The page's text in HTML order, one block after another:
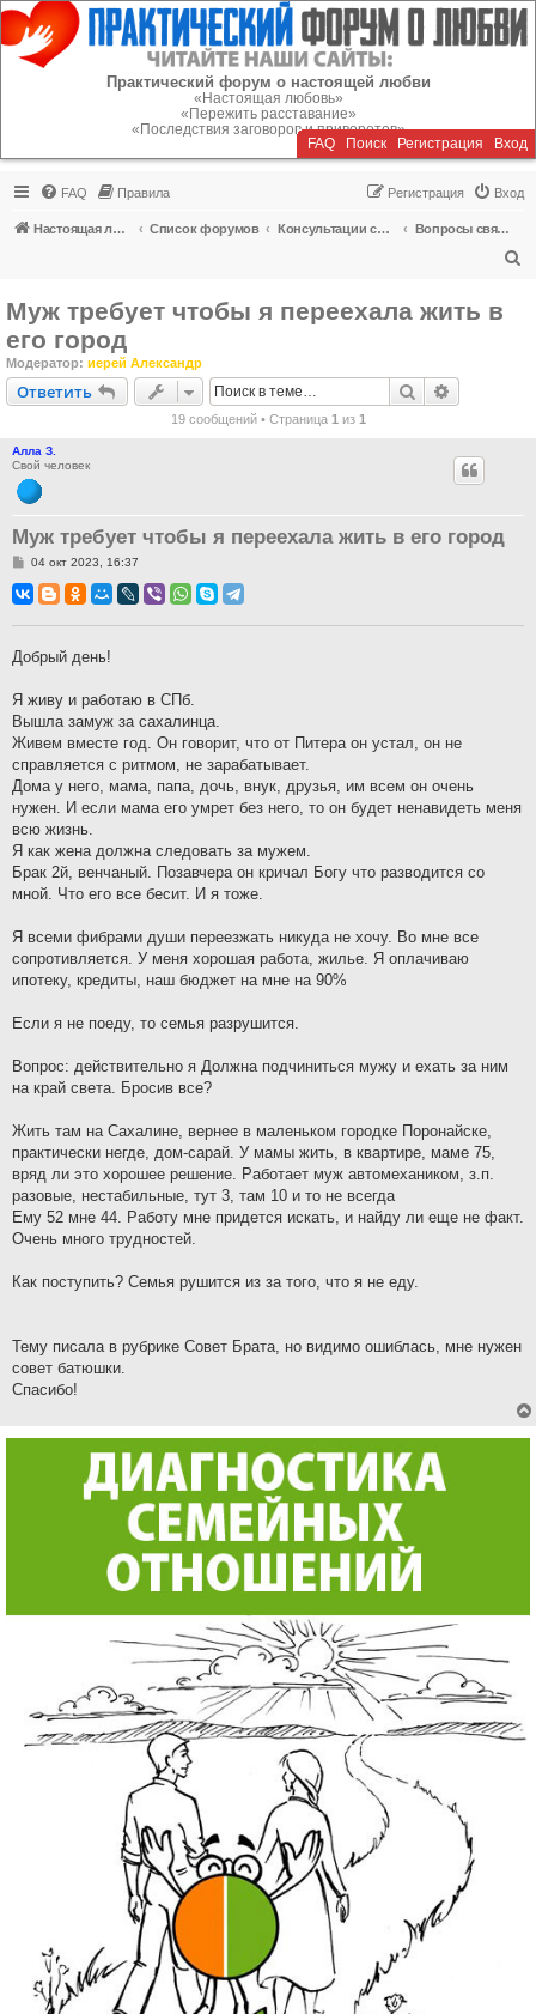
Регистрация
Практический форум о настоящей любви
«Настоящая любовь»
«Пережить расставание»
«Последствия заговоров и приворотов»
FAQ Поиск Регистрация Вход
FAQ Правила Вход
Регистрация
Настоящая любовь Список форумов Консультации специалистов
Вопросы священнику о браке, разводе, расставании
Муж требует чтобы я переехала жить в
его город
Модератор: иерей Александр
Ответить
Ответить Поиск
19 сообщений • Страница 1 из 1
Алла З.
Свой человек
Муж требует чтобы я переехала жить в его город
С
о
б
и
04 окт 2023, 16:37
Добрый день!
Я живу и работаю в СПб.
Вышла замуж за сахалинца.
Живем вместе год. Он говорит, что от Питера он устал, он не
справляется с ритмом, не зарабатывает.
Дома у него, мама, папа, дочь, внук, друзья, им всем он очень
нужен. И если мама его умрет без него, то он будет ненавидеть меня
всю жизнь.
Я как жена должна следовать за мужем.
Брак 2й, венчаный. Позавчера он кричал Богу что разводится со
мной. Что его все бесит. И я тоже.
Я всеми фибрами души переезжать никуда не хочу. Во мне все
сопротивляется. У меня хорошая работа, жилье. Я оплачиваю
ипотеку, кредиты, наш бюджет на мне на 90%
Если я не поеду, то семья разрушится.
Вопрос: действительно я Должна подчиниться мужу и ехать за ним
на край света. Бросив все?
Жить там на Сахалине, вернее в маленьком городке Поронайске,
практически негде, дом-сарай. У мамы жить, в квартире, маме 75,
вряд ли это хорошее решение. Работает муж автомехаником, з.п.
разовые, нестабильные, тут 3, там 10 и то не всегда
Ему 52 мне 44. Работу мне придется искать, и найду ли еще не факт.
Очень много трудностей.
Как поступить? Семья рушится из за того, что я не еду.
Тему писала в рубрике Совет Брата, но видимо ошиблась, мне нужен
совет батюшки.
Спасибо!